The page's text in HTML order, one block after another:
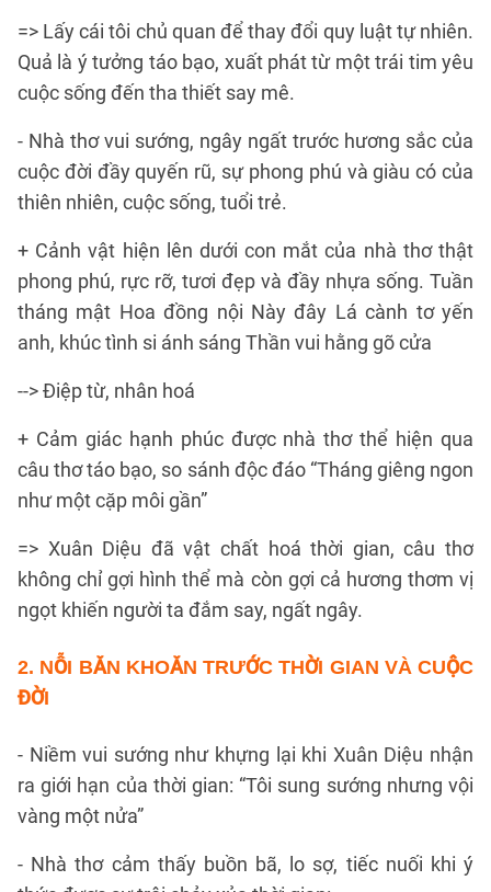
=> Lấy cái tôi chủ quan để thay đổi quy luật tự nhiên.
Quả là ý tưởng táo bạo, xuất phát từ một trái tim yêu
cuộc sống đến tha thiết say mê.
- Nhà thơ vui sướng, ngây ngất trước hương sắc của
cuộc đời đầy quyến rũ, sự phong phú và giàu có của
thiên nhiên, cuộc sống, tuổi trẻ.
+ Cảnh vật hiện lên dưới con mắt của nhà thơ thật
phong phú, rực rỡ, tươi đẹp và đầy nhựa sống. Tuần
tháng mật Hoa đồng nội Này đây Lá cành tơ yến
anh, khúc tình si ánh sáng Thần vui hằng gõ cửa
--> Điệp từ, nhân hoá
+ Cảm giác hạnh phúc được nhà thơ thể hiện qua
câu thơ táo bạo, so sánh độc đáo “Tháng giêng ngon
như một cặp môi gần”
=> Xuân Diệu đã vật chất hoá thời gian, câu thơ
không chỉ gợi hình thể mà còn gợi cả hương thơm vị
ngọt khiến người ta đắm say, ngất ngây.
2. NỖI BĂN KHOĂN TRƯỚC THỜI GIAN VÀ CUỘC
ĐỜI
- Niềm vui sướng như khựng lại khi Xuân Diệu nhận
ra giới hạn của thời gian: “Tôi sung sướng nhưng vội
vàng một nửa”
- Nhà thơ cảm thấy buồn bã, lo sợ, tiếc nuối khi ý